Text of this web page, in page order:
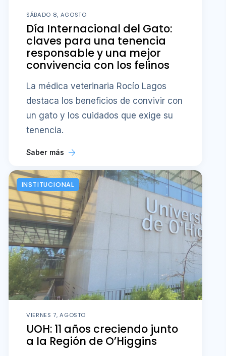
SÁBADO 8, AGOSTO
Día Internacional del Gato:
claves para una tenencia
responsable y una mejor
convivencia con los felinos
La médica veterinaria Rocío Lagos
destaca los beneficios de convivir con
un gato y los cuidados que exige su
tenencia.
Saber más
INSTITUCIONAL
VIERNES 7, AGOSTO
UOH: 11 años creciendo junto
a la Región de O’Higgins